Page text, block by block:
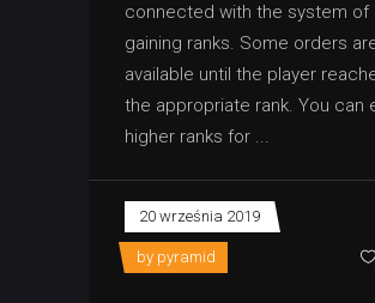
connected with the system of
gaining ranks. Some orders
available until the player
the appropriate rank. You can
higher ranks for
20 września 2019
by pyramid